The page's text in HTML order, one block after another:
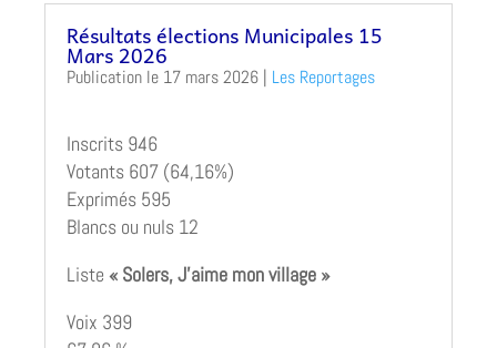
Résultats élections Municipales 15
Mars 2026
17 mars 2026 | Les Reportages
Inscrits 946
Votants 607 (64,16%)
Exprimés 595
Blancs ou nuls 12
Liste « Solers, J’aime mon village »
Voix 399